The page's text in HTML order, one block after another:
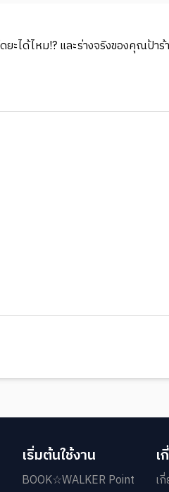
ะได้ไหม!? และร่างจริงของคุณป้
เริ่มต้นใช้งาน
BOOK☆WALKER Point
เ
เ